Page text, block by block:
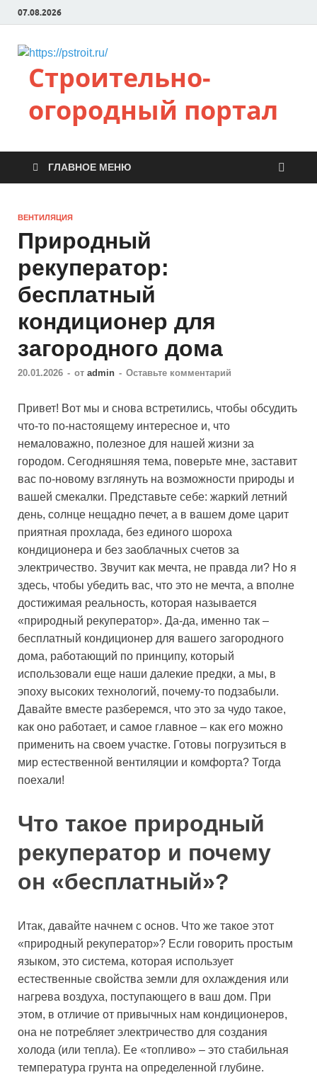
07.08.2026
Строительно-
огородный портал
ГЛАВНОЕ МЕНЮ
ВЕНТИЛЯЦИЯ
Природный
рекуператор:
бесплатный
кондиционер для
загородного дома
20.01.2026 - от admin - Оставьте комментарий
Привет! Вот мы и снова встретились, чтобы обсудить
что-то по-настоящему интересное и, что
немаловажно, полезное для нашей жизни за
городом. Сегодняшняя тема, поверьте мне, заставит
вас по-новому взглянуть на возможности природы и
вашей смекалки. Представьте себе: жаркий летний
день, солнце нещадно печет, а в вашем доме царит
приятная прохлада, без единого шороха
кондиционера и без заоблачных счетов за
электричество. Звучит как мечта, не правда ли? Но я
здесь, чтобы убедить вас, что это не мечта, а вполне
достижимая реальность, которая называется
«природный рекуператор». Да-да, именно так –
бесплатный кондиционер для вашего загородного
дома, работающий по принципу, который
использовали еще наши далекие предки, а мы, в
эпоху высоких технологий, почему-то подзабыли.
Давайте вместе разберемся, что это за чудо такое,
как оно работает, и самое главное – как его можно
применить на своем участке. Готовы погрузиться в
мир естественной вентиляции и комфорта? Тогда
поехали!
Что такое природный
рекуператор и почему
он «бесплатный»?
Итак, давайте начнем с основ. Что же такое этот
«природный рекуператор»? Если говорить простым
языком, это система, которая использует
естественные свойства земли для охлаждения или
нагрева воздуха, поступающего в ваш дом. При
этом, в отличие от привычных нам кондиционеров,
она не потребляет электричество для создания
холода (или тепла). Ее «топливо» – это стабильная
температура грунта на определенной глубине.